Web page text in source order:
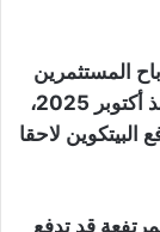
المستثمرين
المحققة إلى نحو 17%، وهو أعلى مستوى منذ أكتوبر 2025،
البيتكوين لاحقا
قد تدفع